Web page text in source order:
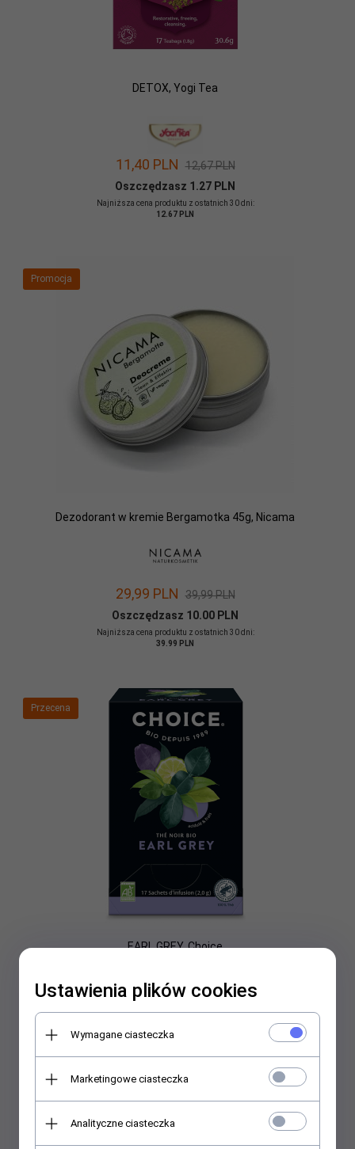
DETOX, Yogi Tea
11,40 PLN 12,67 PLN
Oszczędzasz 1.27 PLN
Najniższa cena produktu z ostatnich 30 dni:
12.67 PLN
Promocja
Dezodorant w kremie Bergamotka 45g, Nicama
29,99 PLN 39,99 PLN
Oszczędzasz 10.00 PLN
Najniższa cena produktu z ostatnich 30 dni:
39.99 PLN
Przecena
EARL GREY, Choice
Ustawienia plików cookies
Wymagane ciasteczka
Marketingowe ciasteczka
Analityczne ciasteczka